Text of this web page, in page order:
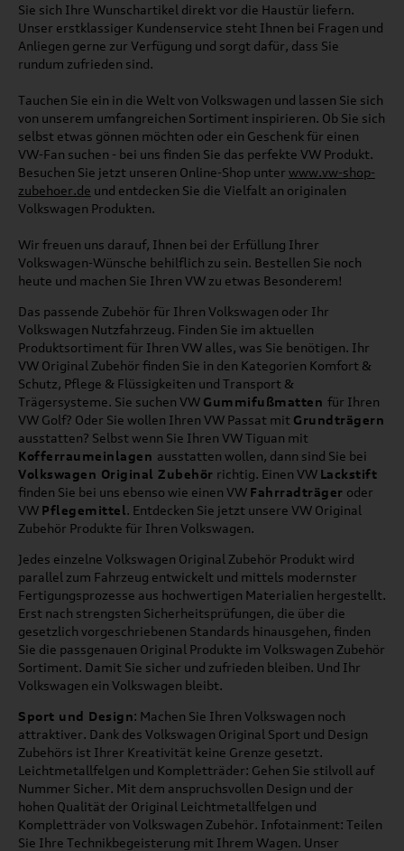
Sie sich Ihre Wunschartikel direkt vor die Haustür liefern.
Unser erstklassiger Kundenservice steht Ihnen bei Fragen und
Anliegen gerne zur Verfügung und sorgt dafür, dass Sie
rundum zufrieden sind.
Tauchen Sie ein in die Welt von Volkswagen und lassen Sie sich
von unserem umfangreichen Sortiment inspirieren. Ob Sie sich
selbst etwas gönnen möchten oder ein Geschenk für einen
VW-Fan suchen - bei uns finden Sie das perfekte VW Produkt.
Besuchen Sie jetzt unseren Online-Shop unter www.vw-shop-
zubehoer.de und entdecken Sie die Vielfalt an originalen
Volkswagen Produkten.
Wir freuen uns darauf, Ihnen bei der Erfüllung Ihrer
Volkswagen-Wünsche behilflich zu sein. Bestellen Sie noch
heute und machen Sie Ihren VW zu etwas Besonderem!
Das passende Zubehör für Ihren Volkswagen oder Ihr
Volkswagen Nutzfahrzeug. Finden Sie im aktuellen
Produktsortiment für Ihren VW alles, was Sie benötigen. Ihr
VW Original Zubehör finden Sie in den Kategorien Komfort &
Schutz, Pflege & Flüssigkeiten und Transport &
Trägersysteme. Sie suchen VW Gummifußmatten für Ihren
VW Golf? Oder Sie wollen Ihren VW Passat mit Grundträgern
ausstatten? Selbst wenn Sie Ihren VW Tiguan mit
Kofferraumeinlagen ausstatten wollen, dann sind Sie bei
Volkswagen Original Zubehör richtig. Einen VW Lackstift
finden Sie bei uns ebenso wie einen VW Fahrradträger oder
VW Pflegemittel. Entdecken Sie jetzt unsere VW Original
Zubehör Produkte für Ihren Volkswagen.
Jedes einzelne Volkswagen Original Zubehör Produkt wird
parallel zum Fahrzeug entwickelt und mittels modernster
Fertigungsprozesse aus hochwertigen Materialien hergestellt.
Erst nach strengsten Sicherheitsprüfungen, die über die
gesetzlich vorgeschriebenen Standards hinausgehen, finden
Sie die passgenauen Original Produkte im Volkswagen Zubehör
Sortiment. Damit Sie sicher und zufrieden bleiben. Und Ihr
Volkswagen ein Volkswagen bleibt.
Sport und Design: Machen Sie Ihren Volkswagen noch
attraktiver. Dank des Volkswagen Original Sport und Design
Zubehörs ist Ihrer Kreativität keine Grenze gesetzt.
Leichtmetallfelgen und Kompletträder: Gehen Sie stilvoll auf
Nummer Sicher. Mit dem anspruchsvollen Design und der
hohen Qualität der Original Leichtmetallfelgen und
Kompletträder von Volkswagen Zubehör. Infotainment: Teilen
Sie Ihre Technikbegeisterung mit Ihrem Wagen. Unser